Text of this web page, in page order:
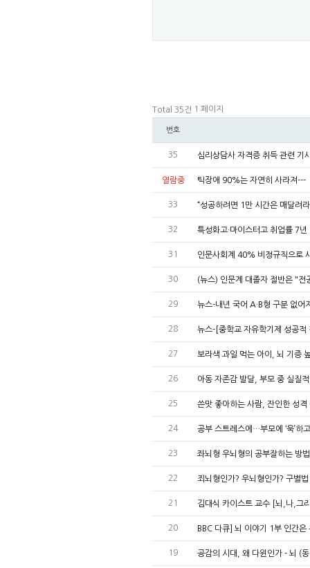
Total 35건 1 페이지
번호
35 심리상담사 자격증 취득 관련 기
열람중 틱장애 90%는 자연히 사라져---
33 “성공하려면 1만 시간은 매달려
32 특성화고·마이스터고 취업률 7
31 인문사회계 40% 비정규직으로
30 (뉴스) 인문계 대졸자 절반은 "전
29 뉴스-내년 국어 A·B형 구분 없
28 뉴스-[중학교 자유학기제 성공
27 보라색 과일 먹는 아이, 뇌 기증
26 아동 자존감 발달, 부모 중 실질
25 쓴맛 좋아하는 사람, 잔인한 성
24 공부 스트레스에…부모에 ‘욱’하
23 좌뇌형 우뇌형의 공부잘하는 방
22 죄뇌형인가? 우뇌형인가? 구별
21 김대식 카이스트 교수 [뇌,나,그
20 BBC 다큐] 뇌 이야기 1부 인간
19 공감의 시대, 왜 다윈인가 - 뇌 (